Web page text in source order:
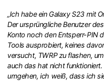
„Ich habe ein Galaxy S23 mit
Der ursprüngliche Benutzer
Konto noch den Entsperr-PIN
Tools ausprobiert, keines
versucht, TWRP zu flashen,
auch das hat nicht funktioniert.
umgehen, ich weiß, dass ich